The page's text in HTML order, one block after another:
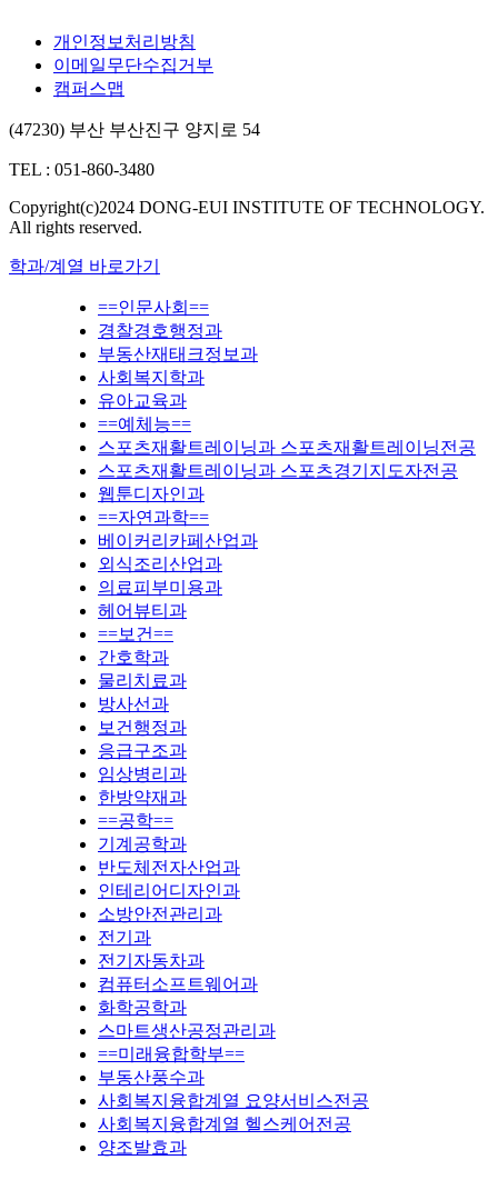
개인정보처리방침
이메일무단수집거부
캠퍼스맵
(47230) 부산 부산진구 양지로 54
TEL : 051-860-3480
Copyright(c)2024 DONG-EUI INSTITUTE OF TECHNOLOGY.
All rights reserved.
학과/계열 바로가기
==인문사회==
경찰경호행정과
부동산재태크정보과
사회복지학과
유아교육과
==예체능==
스포츠재활트레이닝과 스포츠재활트레이닝전공
스포츠재활트레이닝과 스포츠경기지도자전공
웹툰디자인과
==자연과학==
베이커리카페산업과
외식조리산업과
의료피부미용과
헤어뷰티과
==보건==
간호학과
물리치료과
방사선과
보건행정과
응급구조과
임상병리과
한방약재과
==공학==
기계공학과
반도체전자산업과
인테리어디자인과
소방안전관리과
전기과
전기자동차과
컴퓨터소프트웨어과
화학공학과
스마트생산공정관리과
==미래융합학부==
부동산풍수과
사회복지융합계열 요양서비스전공
사회복지융합계열 헬스케어전공
양조발효과